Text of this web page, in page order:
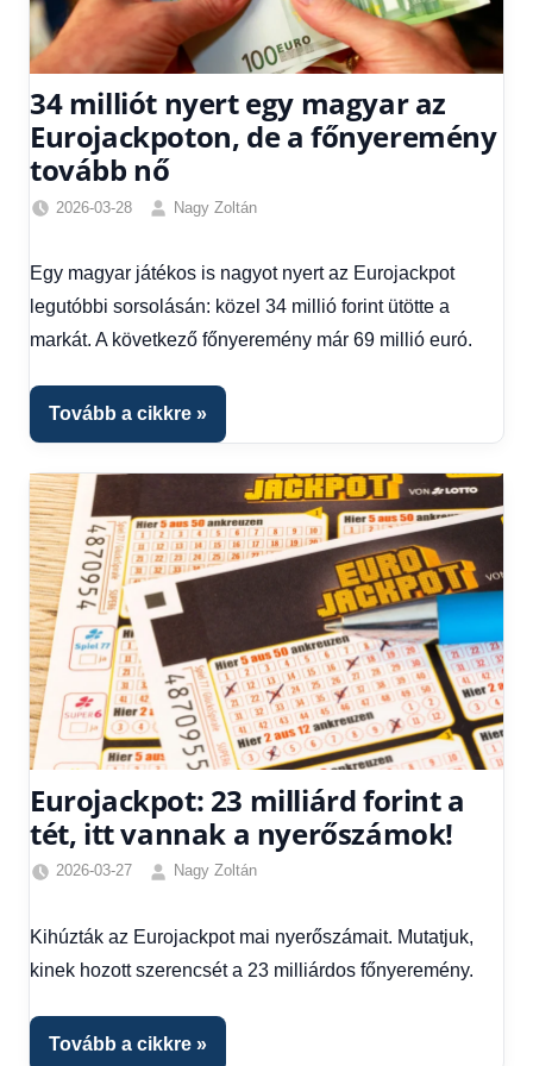
34 milliót nyert egy magyar az
Eurojackpoton, de a főnyeremény
tovább nő
2026-03-28
Nagy Zoltán
Gazdaság
Hírek,
Hírek
fórum
Egy magyar játékos is nagyot nyert az Eurojackpot
legutóbbi sorsolásán: közel 34 millió forint ütötte a
markát. A következő főnyeremény már 69 millió euró.
Tovább a cikkre
Eurojackpot: 23 milliárd forint a
tét, itt vannak a nyerőszámok!
2026-03-27
Nagy Zoltán
Hírek,
Hírek
Kihúzták az Eurojackpot mai nyerőszámait. Mutatjuk,
kinek hozott szerencsét a 23 milliárdos főnyeremény.
Tovább a cikkre